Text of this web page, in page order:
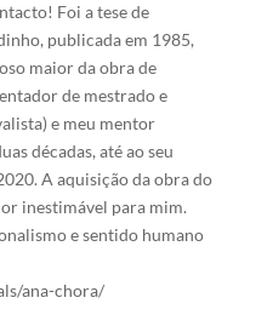
Foi a tese de
publicada em 1985,
maior da obra de
de mestrado e
e meu mentor
décadas, até ao seu
A aquisição da obra do
inestimável para mim.
e sentido humano
ana-chora/